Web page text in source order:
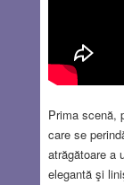
Prima scenă,
care se
atrăgătoare a
elegantă şi